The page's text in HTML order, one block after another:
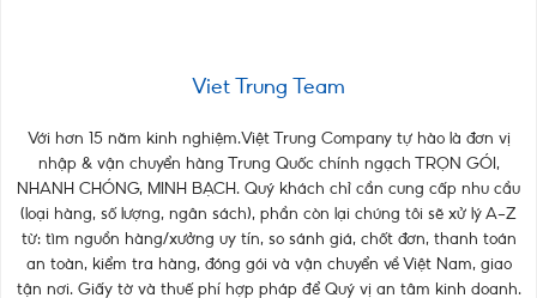
Viet Trung Team
Với hơn 15 năm kinh nghiệm.Việt Trung Company tự hào là đơn vị
nhập & vận chuyển hàng Trung Quốc chính ngạch TRỌN GÓI,
NHANH CHÓNG, MINH BẠCH. Quý khách chỉ cần cung cấp nhu cầu
(loại hàng, số lượng, ngân sách), phần còn lại chúng tôi sẽ xử lý A–Z
từ: tìm nguồn hàng/xưởng uy tín, so sánh giá, chốt đơn, thanh toán
an toàn, kiểm tra hàng, đóng gói và vận chuyển về Việt Nam, giao
tận nơi. Giấy tờ và thuế phí hợp pháp để Quý vị an tâm kinh doanh.